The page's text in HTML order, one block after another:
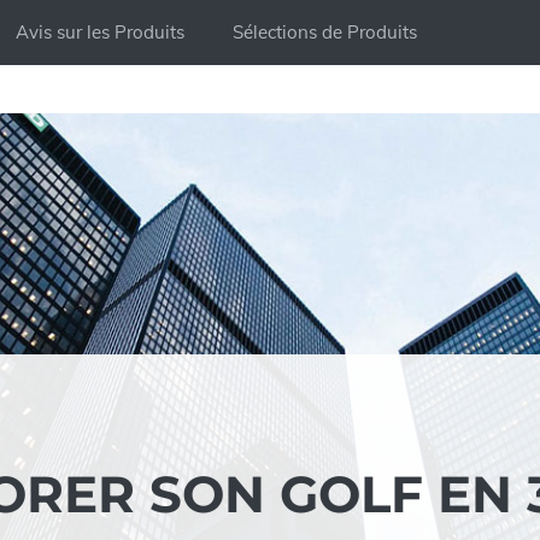
Avis sur les Produits Sélections de Produits
SON GOLF EN